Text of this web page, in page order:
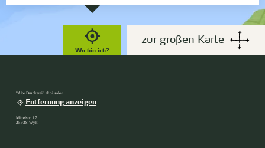
Wo bin ich?
zur großen Karte
"Alte Druckerei" ahoi.salon
Entfernung anzeigen
Mittelstr. 17
25938 Wyk